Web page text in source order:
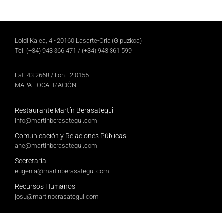
Loidi Kalea, 4 - 20160 Lasarte-Oria (Gipuzkoa)
Tel. (+34) 943 366 471 / (+34) 943 361 599
Lat. 43.2668 / Lon. -2.0155
MAPA LOCALIZACIÓN
Restaurante Martín Berasategui
info@martinberasategui.com
Comunicación y Relaciones Públicas
ane@martinberasategui.com
Secretaría
eugenia@martinberasategui.com
Recursos Humanos
josu@martinberasategui.com